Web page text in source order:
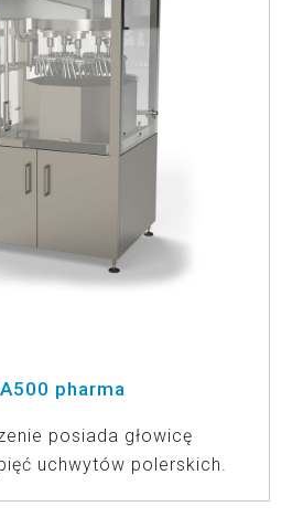
pharma
posiada głowicę
uchwytów polerskich.